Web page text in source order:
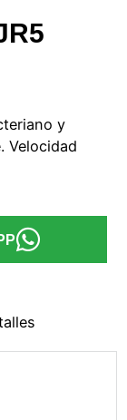
y
Velocidad